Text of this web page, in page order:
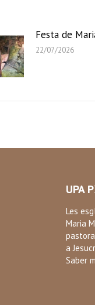
Festa de
22/07/2026
UPA
Les
Maria
a
Saber